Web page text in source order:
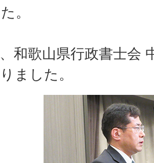
。
和歌山県行政書士会
ました。